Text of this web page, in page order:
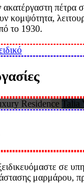
πέτρα
κομψότητα,
το 1930.
Residence Talia
σε
μαρμάρου,